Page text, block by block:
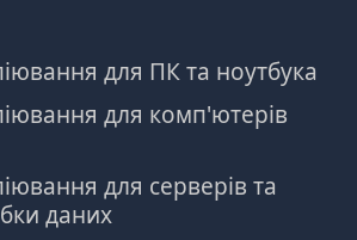
для ПК та ноутбука
для комп'ютерів
для серверів та
даних